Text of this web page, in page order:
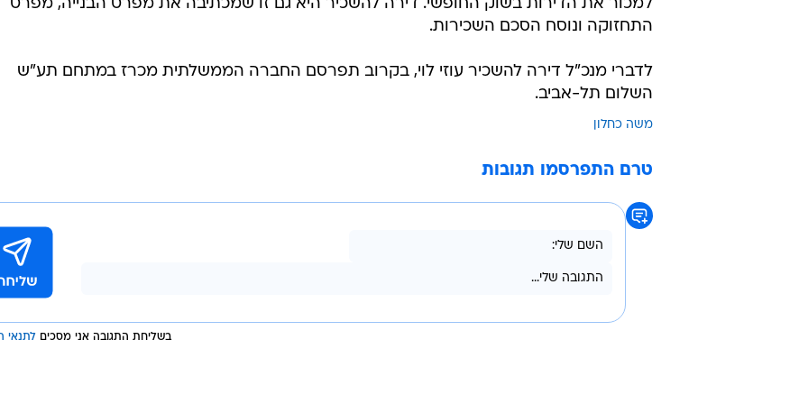
למכור את הדירות בשוק החופשי. דירה להשכיר היא גם זו שמכתיבה את מפרט הבנייה, מפרט
התחזוקה ונוסח הסכם השכירות.
לדברי מנכ"ל דירה להשכיר עוזי לוי, בקרוב תפרסם החברה הממשלתית מכרז במתחם תע"ש
השלום תל-אביב.
משה כחלון
טרם התפרסמו תגובות
בשליחת התגובה אני מסכים לתנאי